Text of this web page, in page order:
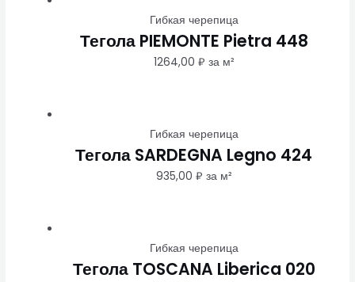
Гибкая черепица
Тегола PIEMONTE Pietra 448
1264,00 ₽ за м²
Гибкая черепица
Тегола SARDEGNA Legno 424
935,00 ₽ за м²
Гибкая черепица
Тегола TOSCANA Liberica 020